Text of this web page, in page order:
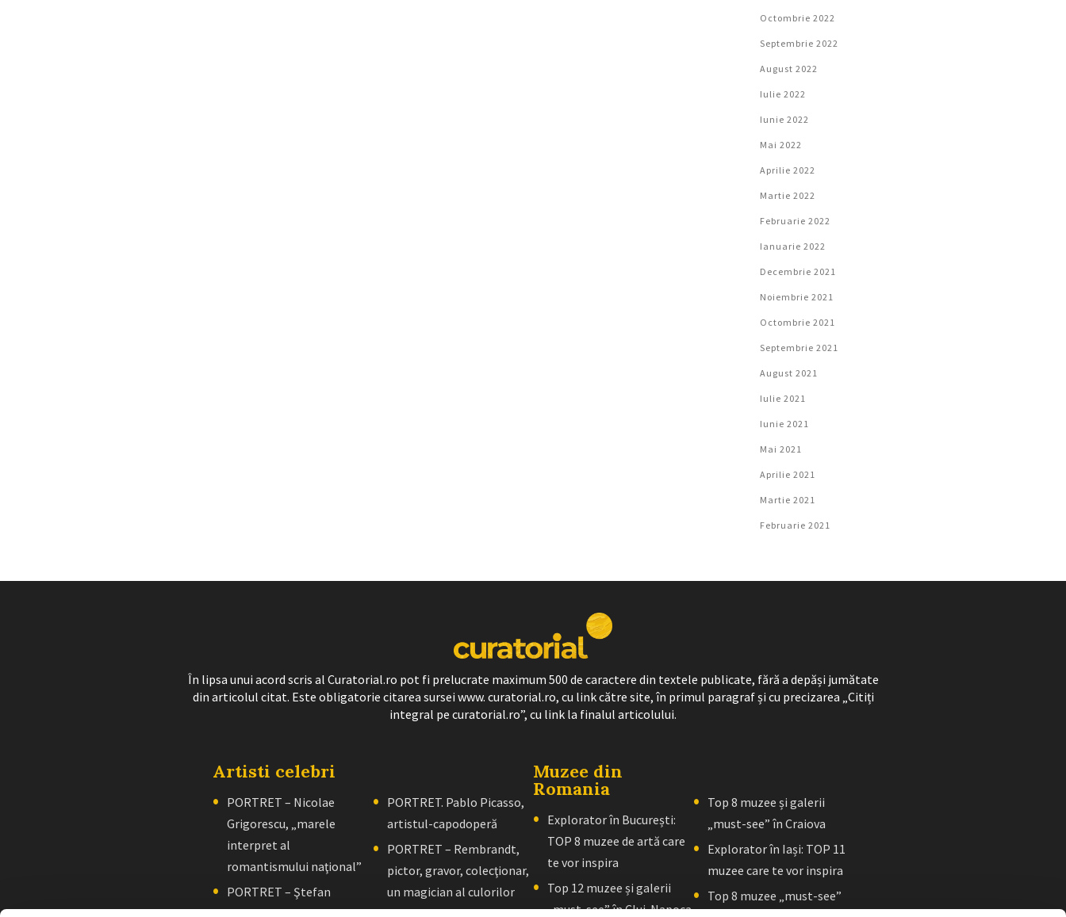
Octombrie 2022
Septembrie 2022
August 2022
Iulie 2022
Iunie 2022
Mai 2022
Aprilie 2022
Martie 2022
Februarie 2022
Ianuarie 2022
Decembrie 2021
Noiembrie 2021
Octombrie 2021
Septembrie 2021
August 2021
Iulie 2021
Iunie 2021
Mai 2021
Aprilie 2021
Martie 2021
Februarie 2021
În lipsa unui acord scris al Curatorial.ro pot fi prelucrate maximum 500 de caractere din textele publicate, fără a depăși jumătate
din articolul citat. Este obligatorie citarea sursei www. curatorial.ro, cu link către site, în primul paragraf și cu precizarea „Citiți
integral pe curatorial.ro”, cu link la finalul articolului.
Artisti celebri
PORTRET – Nicolae
Grigorescu, „marele
interpret al
romantismului naţional”
PORTRET – Ştefan
Luchian, „un zugrav”
PORTRET. Pablo Picasso,
artistul-capodoperă
PORTRET – Rembrandt,
pictor, gravor, colecţionar,
un magician al culorilor
Muzee din
Romania
Explorator în București:
TOP 8 muzee de artă care
te vor inspira
Top 12 muzee și galerii
„must-see” în Cluj-Napoca
Top 8 muzee și galerii
„must-see” în Craiova
Explorator în Iași: TOP 11
muzee care te vor inspira
Top 8 muzee „must-see”